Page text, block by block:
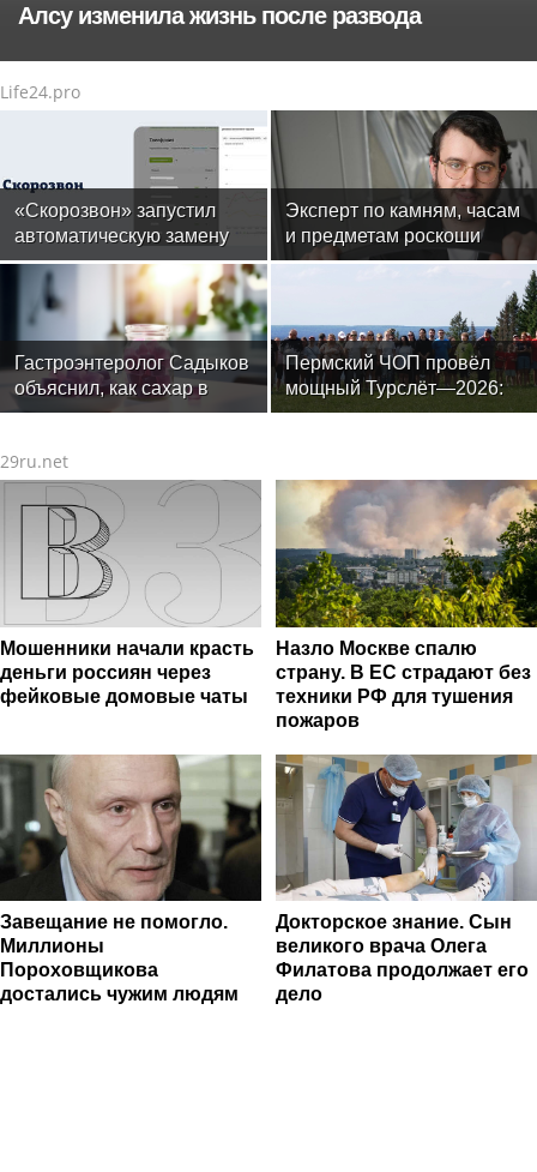
Алсу изменила жизнь после развода
Life24.pro
«Скорозвон» запустил
автоматическую замену
номеров при снижении
контактности
Эксперт по камням, часам
и предметам роскоши
Менди Лифшиц: какие
солнца моря и бассейн
Гастроэнтеролог Садыков
объяснил, как сахар в
рационе ускоряет
Пермский ЧОП провёл
мощный Турслёт—2026:
фото, результаты и
29ru.net
Мошенники начали красть
деньги россиян через
фейковые домовые чаты
Назло Москве спалю
страну. В ЕС страдают без
техники РФ для тушения
пожаров
Завещание не помогло.
Миллионы
Пороховщикова
достались чужим людям
Докторское знание. Сын
великого врача Олега
Филатова продолжает его
дело